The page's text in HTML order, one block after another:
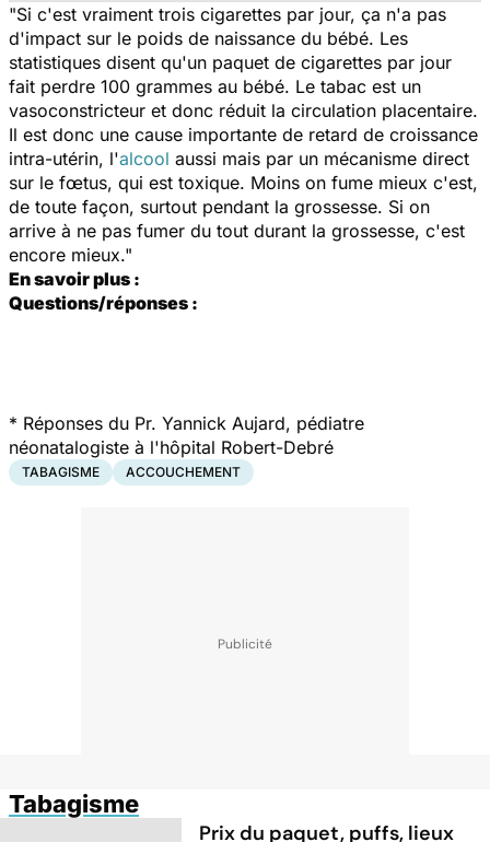
"Si c'est vraiment trois cigarettes par jour, ça n'a pas
d'impact sur le poids de naissance du bébé. Les
statistiques disent qu'un paquet de cigarettes par jour
fait perdre 100 grammes au bébé. Le tabac est un
vasoconstricteur et donc réduit la circulation placentaire.
Il est donc une cause importante de retard de croissance
intra-utérin, l'alcool aussi mais par un mécanisme direct
sur le fœtus, qui est toxique. Moins on fume mieux c'est,
de toute façon, surtout pendant la grossesse. Si on
arrive à ne pas fumer du tout durant la grossesse, c'est
encore mieux."
En savoir plus :
Questions/réponses :
* Réponses du Pr. Yannick Aujard, pédiatre
néonatalogiste à l'hôpital Robert-Debré
TABAGISME ACCOUCHEMENT
Tabagisme
Prix du paquet, puffs, lieux